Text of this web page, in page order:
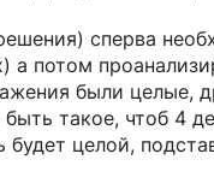
сперва
а потом
были целые,
такое, чтоб 4
целой,